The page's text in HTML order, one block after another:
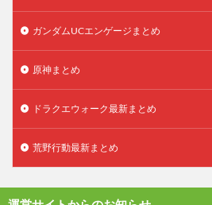
ガンダムUCエンゲージまとめ
原神まとめ
ドラクエウォーク最新まとめ
荒野行動最新まとめ